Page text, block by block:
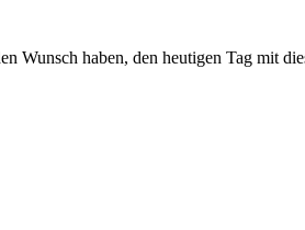
haben, den heutigen Tag mit